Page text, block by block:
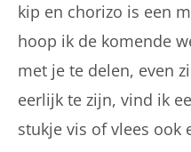
kip en chorizo is een
hoop ik de komende
met je te delen, even
eerlijk te zijn, vind ik
stukje vis of vlees ook